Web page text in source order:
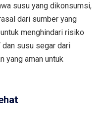
susu yang dikonsumsi,
dari sumber yang
menghindari risiko
dan susu segar dari
yang aman untuk